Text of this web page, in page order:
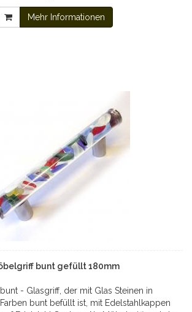
Mehr Informationen
bunt gefüllt 180mm
- Glasgriff, der mit Glas Steinen in
bunt befüllt ist, mit Edelstahlkappen